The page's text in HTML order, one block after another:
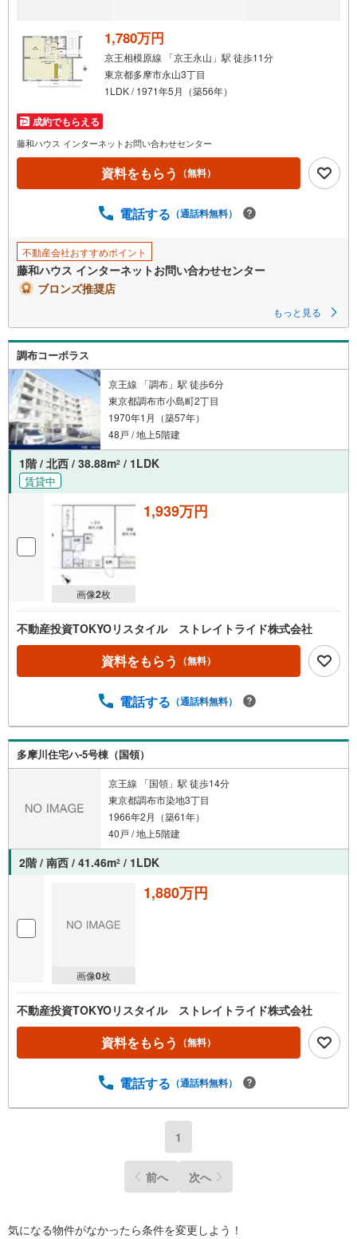
1,780万円
京王相模原線 「京王永山」駅 徒歩11分
東京都多摩市永山3丁目
1LDK / 1971年5月（築56年）
成約でもらえる
藤和ハウス インターネットお問い合わせセンター
資料をもらう （無料）
電話する （通話料無料）
不動産会社おすすめポイント
藤和ハウス インターネットお問い合わせセンター
ブロンズ推奨店
もっと見る
調布コーポラス
京王線 「調布」駅 徒歩6分
東京都調布市小島町2丁目
1970年1月（築57年）
48戸 / 地上5階建
1階 / 北西 / 38.88m2 / 1LDK
賃貸中
画像2枚
1,939万円
不動産投資TOKYOリスタイル ストレイトライド株式会社
資料をもらう （無料）
電話する （通話料無料）
多摩川住宅ハ-5号棟（国領）
京王線 「国領」駅 徒歩14分
東京都調布市染地3丁目
1966年2月（築61年）
40戸 / 地上5階建
2階 / 南西 / 41.46m2 / 1LDK
画像0枚
1,880万円
不動産投資TOKYOリスタイル ストレイトライド株式会社
資料をもらう （無料）
電話する （通話料無料）
1
前へ 次へ
気になる物件がなかったら条件を変更しよう！